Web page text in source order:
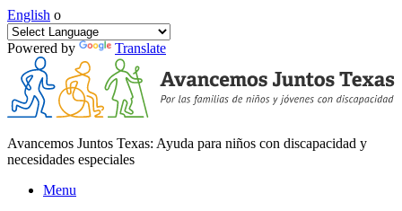
English o
Powered by Translate
Avancemos Juntos Texas: Ayuda para niños con discapacidad y
necesidades especiales
Menu